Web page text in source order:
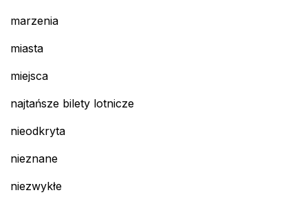
marzenia
miasta
miejsca
najtańsze bilety lotnicze
nieodkryta
nieznane
niezwykłe